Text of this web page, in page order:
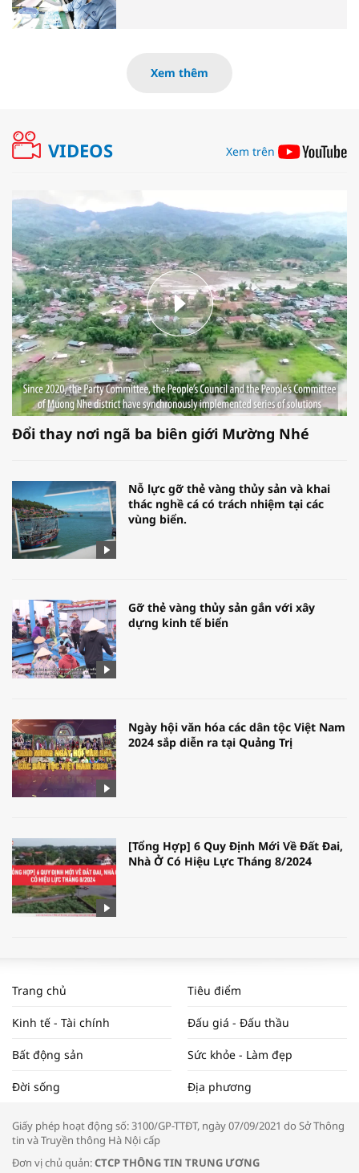
Xem thêm
VIDEOS Xem trên
Đổi thay nơi ngã ba biên giới Mường Nhé
Nỗ lực gỡ thẻ vàng thủy sản và khai
thác nghề cá có trách nhiệm tại các
vùng biển.
Gỡ thẻ vàng thủy sản gắn với xây
dựng kinh tế biển
Ngày hội văn hóa các dân tộc Việt Nam
2024 sắp diễn ra tại Quảng Trị
[Tổng Hợp] 6 Quy Định Mới Về Đất Đai,
Nhà Ở Có Hiệu Lực Tháng 8/2024
NAM NĂM 2024 VÀ NĂM 2025 | NHỊP
ĐẬP THỊ TRƯỜNG #62
Tọa đàm “Xúc tiến thương mại: Khơi
Trang chủ Tiêu điểm
Kinh tế - Tài chính Đấu giá - Đấu thầu
Bất động sản Sức khỏe - Làm đẹp
Đời sống Địa phương
Giấy phép hoạt động số: 3100/GP-TTĐT, ngày 07/09/2021 do Sở Thông
tin và Truyền thông Hà Nội cấp
Đơn vị chủ quản:CTCP THÔNG TIN TRUNG ƯƠNG